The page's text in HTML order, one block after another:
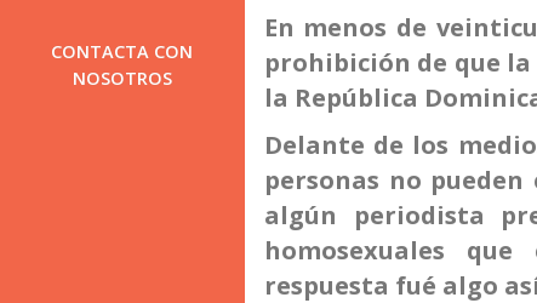
CONTACTA CON
NOSOTROS
En menos de
prohibición de que
la República
Delante de los
personas no
algún periodista
homosexuales
respuesta fué algo